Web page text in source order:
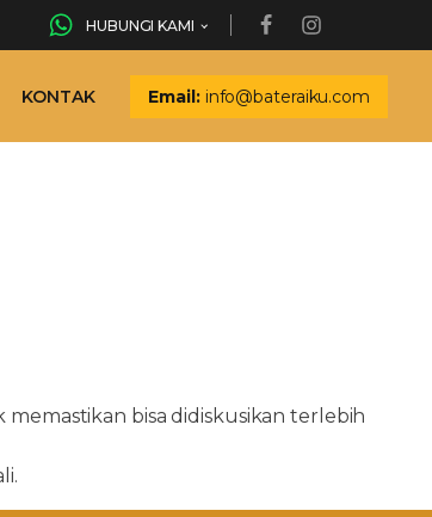
HUBUNGI KAMI
KONTAK Email: info@bateraiku.com
bisa didiskusikan terlebih